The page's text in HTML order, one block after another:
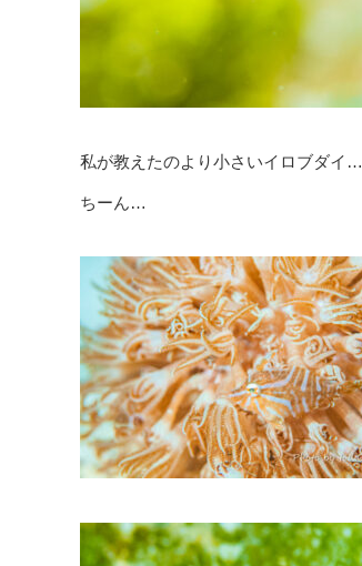
私が教えたのより小さいイロブダイ…
ちーん…